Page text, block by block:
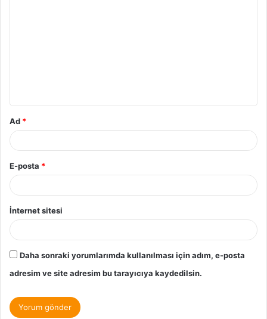
Ad *
E-posta *
İnternet sitesi
Daha sonraki yorumlarımda kullanılması için adım, e-posta
adresim ve site adresim bu tarayıcıya kaydedilsin.